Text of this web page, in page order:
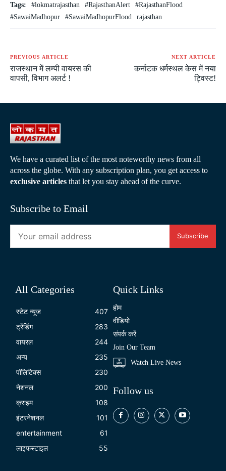
Tags: #lokmatrajasthan #RajasthanAlert
#RajasthanFlood
#SawaiMadhopur
#SawaiMadhopurFlood rajasthan
PREVIOUS ARTICLE
राजस्थान में लम्पी वायरस की
वापसी, विभाग अलर्ट !
NEXT ARTICLE
कर्नाटक धर्मस्थल केस में नया
ट्विस्ट!
We have a curated list of the most noteworthy news from all
across the globe. With any subscription plan, you get access to
exclusive articles that let you stay ahead of the curve.
Subscribe to Email
Subscribe
All Categories
स्टेट न्यूज
407
ट्रेंडिंग
283
वायरल
244
अन्य
235
पॉलिटिक्स
230
नेशनल
200
क्राइम
108
इंटरनेशनल
101
entertainment
61
लाइफस्टाइल
55
Quick Links
होम
वीडियो
संपर्क करें
Join Our Team
Watch Live News
Follow us